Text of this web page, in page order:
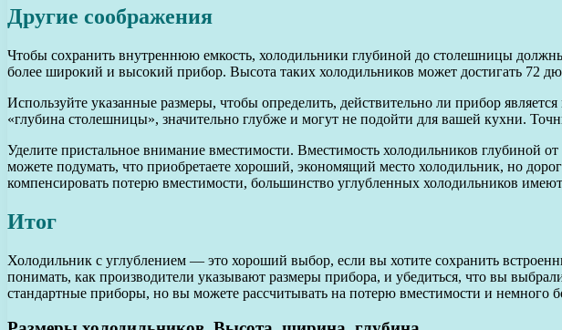
Другие соображения
Чтобы сохранить внутреннюю емкость, холодильники глубиной до столешницы
более широкий и высокий прибор. Высота таких холодильников может достигать
Используйте указанные размеры, чтобы определить, действительно ли прибор
«глубина столешницы», значительно глубже и могут не подойти для вашей кухни.
Уделите пристальное внимание вместимости. Вместимость холодильников глубиной
можете подумать, что приобретаете хороший, экономящий место холодильник, но
компенсировать потерю вместимости, большинство углубленных холодильников
Итог
Холодильник с углублением — это хороший выбор, если вы хотите сохранить
понимать, как производители указывают размеры прибора, и убедиться, что вы
стандартные приборы, но вы можете рассчитывать на потерю вместимости и немного